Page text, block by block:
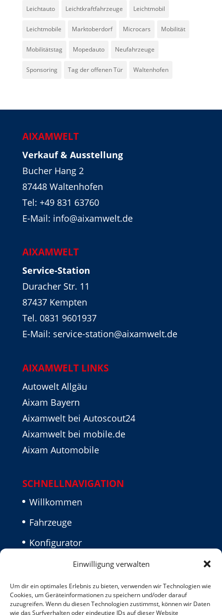
Einwilligung verwalten
Um dir ein optimales Erlebnis zu bieten, verwenden wir Technologien wie
Cookies, um Geräteinformationen zu speichern und/oder darauf
zuzugreifen. Wenn du diesen Technologien zustimmst, können wir Daten
wie das Surfverhalten oder eindeutige IDs auf dieser Website
Leichtauto Leichtkraftfahrzeuge Leichtmobil
Leichtmobile Marktoberdorf Microcars Mobilität
Mobilitätstag Mopedauto Neufahrzeuge
Sponsoring Tag der offenen Tür Waltenhofen
AIXAMWELT
Verkauf & Ausstellung
Bucher Hang 2
87448 Waltenhofen
Tel: +49 831 63760
E-Mail: info@aixamwelt.de
AIXAMWELT
Service-Station
Duracher Str. 11
87437 Kempten
Tel. 0831 9601937
E-Mail: service-station@aixamwelt.de
AIXAMWELT LINKS
Autowelt Allgäu
Aixam Bayern
Aixamwelt bei Autoscout24
Aixamwelt bei mobile.de
Aixam Automobile
SCHNELLNAVIGATION
Willkommen
Fahrzeuge
Konfigurator
Kontakt
Impressum